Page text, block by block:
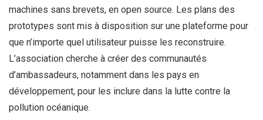
machines sans brevets, en open source. Les plans des
prototypes sont mis à disposition sur une plateforme pour
que n’importe quel utilisateur puisse les reconstruire.
L’association cherche à créer des communautés
d’ambassadeurs, notamment dans les pays en
développement, pour les inclure dans la lutte contre la
pollution océanique.